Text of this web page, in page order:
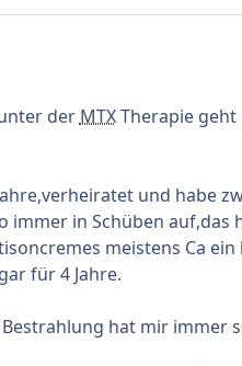
der MTXTherapie geht
und habe
immer in Schüben auf,das
meistens Ca ein
für 4 Jahre.
hat mir immer